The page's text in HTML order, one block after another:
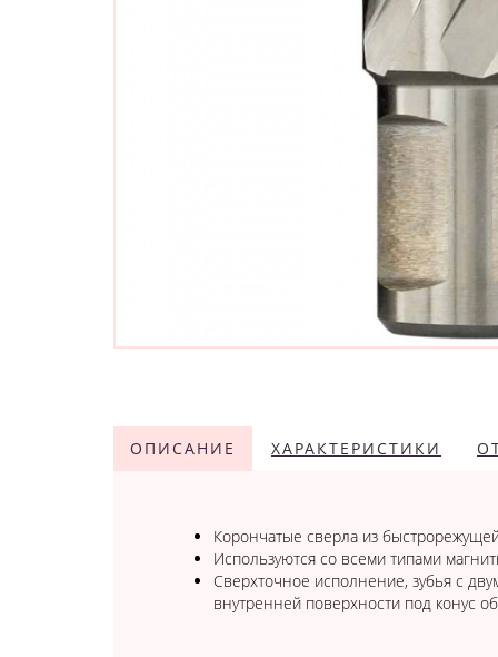
ОПИСАНИЕ ХАРАКТЕРИСТИКИ
Корончатые сверла из
Используются со всеми типами
Сверхточное исполнение, зубья с
внутренней поверхности под конус